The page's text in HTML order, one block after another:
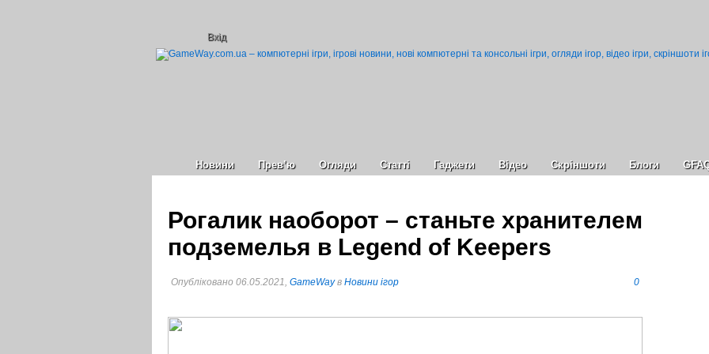
Вхід
Новини Прев’ю Огляди Статті Гаджети Відео Cкріншоти Блоги
Рогалик наоборот – станьте хранителем
подземелья в Legend of Keepers
Опубліковано 06.05.2021, GameWayв Новини ігор 0